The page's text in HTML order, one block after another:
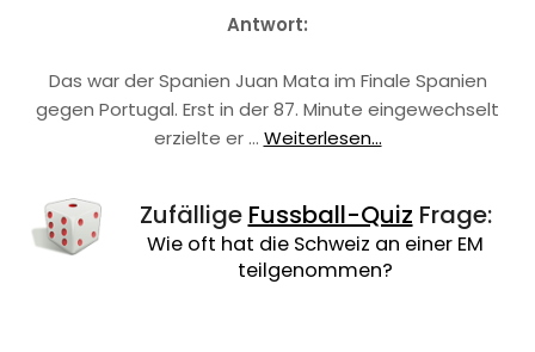
Antwort:
Das war der Spanien Juan Mata im Finale Spanien
gegen Portugal. Erst in der 87. Minute eingewechselt
erzielte er … Weiterlesen...
Zufällige Fussball-Quiz Frage:
Wie oft hat die Schweiz an einer EM
teilgenommen?